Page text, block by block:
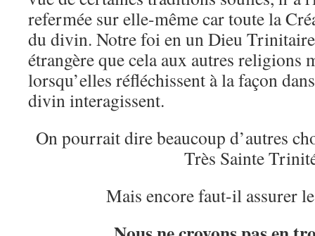
refermée sur elle-même car toute la
du divin. Notre foi en un Dieu Trinitaire
étrangère que cela aux autres religions
lorsqu’elles réfléchissent à la façon
divin interagissent.
On pourrait dire beaucoup d’autres
Très Sainte
Mais encore faut-il assurer